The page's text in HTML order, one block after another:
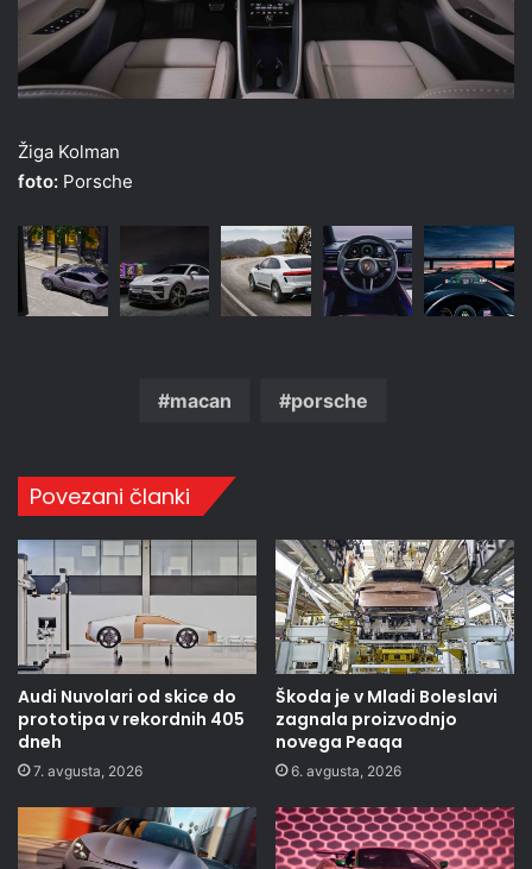
Žiga Kolman
foto: Porsche
macan porsche
Povezani članki
Audi Nuvolari od skice do
prototipa v rekordnih 405
dneh
7. avgusta, 2026
Škoda je v Mladi Boleslavi
zagnala proizvodnjo
novega Peaqa
6. avgusta, 2026